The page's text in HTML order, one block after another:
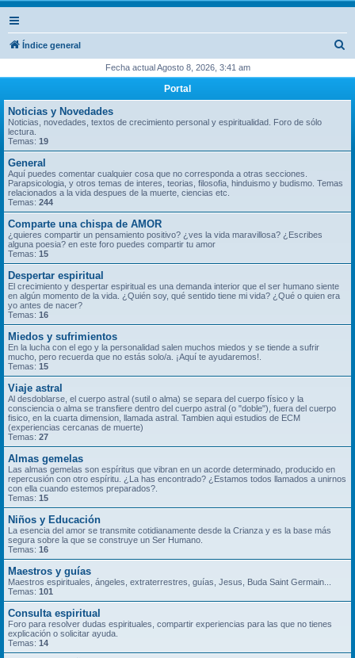
Índice general
c
Fecha actual Agosto 8, 2026, 3:41 am
Portal
Noticias y Novedades
Noticias, novedades, textos de crecimiento personal y espiritualidad. Foro de sólo
lectura.
Temas: 19
General
Aquí puedes comentar cualquier cosa que no corresponda a otras secciones.
Parapsicologia, y otros temas de interes, teorias, filosofia, hinduismo y budismo. Temas
relacionados a la vida despues de la muerte, ciencias etc.
Temas: 244
Comparte una chispa de AMOR
¿quieres compartir un pensamiento positivo? ¿ves la vida maravillosa? ¿Escribes
alguna poesia? en este foro puedes compartir tu amor
Temas: 15
Despertar espiritual
El crecimiento y despertar espiritual es una demanda interior que el ser humano siente
en algún momento de la vida. ¿Quién soy, qué sentido tiene mi vida? ¿Qué o quien era
yo antes de nacer?
Temas: 16
Miedos y sufrimientos
En la lucha con el ego y la personalidad salen muchos miedos y se tiende a sufrir
mucho, pero recuerda que no estás solo/a. ¡Aquí te ayudaremos!.
Temas: 15
Viaje astral
Al desdoblarse, el cuerpo astral (sutil o alma) se separa del cuerpo físico y la
consciencia o alma se transfiere dentro del cuerpo astral (o "doble"), fuera del cuerpo
fisico, en la cuarta dimension, llamada astral. Tambien aqui estudios de ECM
(experiencias cercanas de muerte)
Temas: 27
Almas gemelas
Las almas gemelas son espíritus que vibran en un acorde determinado, producido en
repercusión con otro espíritu. ¿La has encontrado? ¿Estamos todos llamados a unirnos
con ella cuando estemos preparados?.
Temas: 15
Niños y Educación
La esencia del amor se transmite cotidianamente desde la Crianza y es la base más
segura sobre la que se construye un Ser Humano.
Temas: 16
Maestros y guías
Maestros espirituales, ángeles, extraterrestres, guías, Jesus, Buda Saint Germain...
Temas: 101
Consulta espiritual
Foro para resolver dudas espirituales, compartir experiencias para las que no tienes
explicación o solicitar ayuda.
Temas: 14